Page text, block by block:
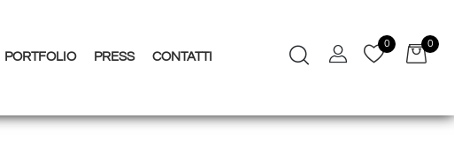
PORTFOLIO PRESS CONTATTI
0 0